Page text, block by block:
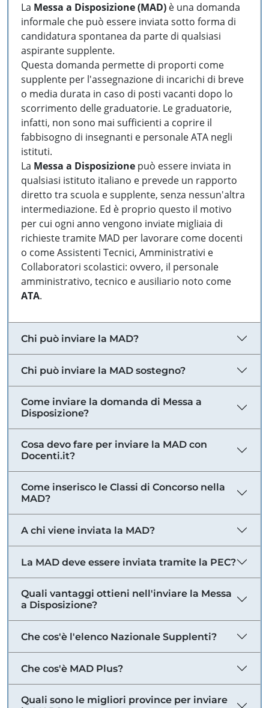
La Messa a Disposizione (MAD) è una domanda
informale che può essere inviata sotto forma di
candidatura spontanea da parte di qualsiasi
aspirante supplente.
Questa domanda permette di proporti come
supplente per l'assegnazione di incarichi di breve
o media durata in caso di posti vacanti dopo lo
scorrimento delle graduatorie. Le graduatorie,
infatti, non sono mai sufficienti a coprire il
fabbisogno di insegnanti e personale ATA negli
istituti.
La Messa a Disposizione può essere inviata in
qualsiasi istituto italiano e prevede un rapporto
diretto tra scuola e supplente, senza nessun'altra
intermediazione. Ed è proprio questo il motivo
per cui ogni anno vengono inviate migliaia di
richieste tramite MAD per lavorare come docenti
o come Assistenti Tecnici, Amministrativi e
Collaboratori scolastici: ovvero, il personale
amministrativo, tecnico e ausiliario noto come
ATA.
Chi può inviare la MAD?
Chi può inviare la MAD sostegno?
Come inviare la domanda di Messa a
Disposizione?
Cosa devo fare per inviare la MAD con
Docenti.it?
Come inserisco le Classi di Concorso nella
MAD?
A chi viene inviata la MAD?
La MAD deve essere inviata tramite la PEC?
Quali vantaggi ottieni nell'inviare la Messa
a Disposizione?
Che cos'è l'elenco Nazionale Supplenti?
Che cos'è MAD Plus?
Quali sono le migliori province per inviare